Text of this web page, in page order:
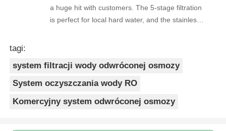
a huge hit with customers. The 5-stage filtration
is perfect for local hard water, and the stainless
complaints from customers, and very few
returns. Great product to carry!
tagi:
system filtracji wody odwróconej osmozy
System oczyszczania wody RO
Komercyjny system odwróconej osmozy